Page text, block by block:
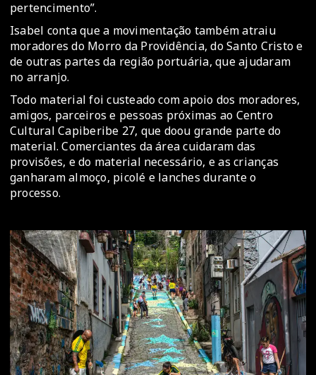
pertencimento”.
Isabel conta que a movimentação também atraiu
moradores do Morro da Providência, do Santo Cristo e
de outras partes da região portuária, que ajudaram
no arranjo.
Todo material foi custeado com apoio dos moradores,
amigos, parceiros e pessoas próximas ao Centro
Cultural Capiberibe 27, que doou grande parte do
material. Comerciantes da área cuidaram das
provisões, e do material necessário, e as crianças
ganharam almoço, picolé e lanches durante o
processo.